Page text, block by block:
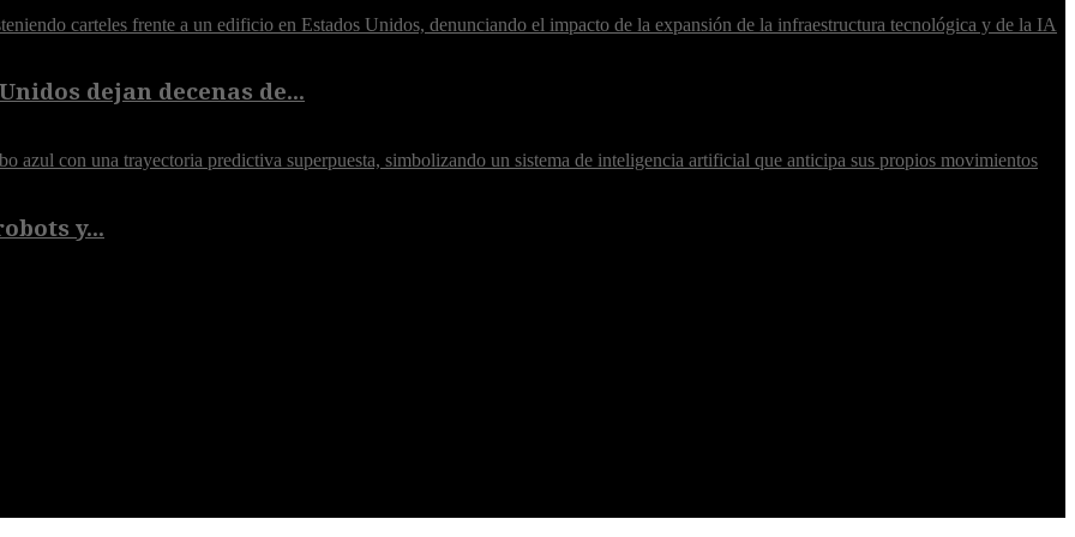
dejan decenas de...
y...